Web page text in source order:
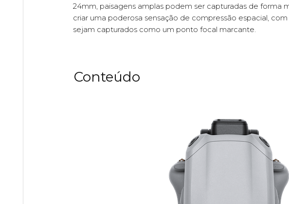
24mm, paisagens amplas podem ser capturadas de
criar uma poderosa sensação de compressão espacial,
sejam capturados como um ponto focal marcante.
Conteúdo